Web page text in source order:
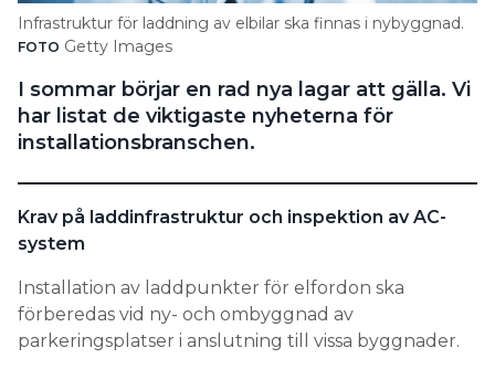
Personuppgifter
Search for:
Infrastruktur för laddning av elbilar ska finnas i nybyggnad.
FOTO Getty Images
I sommar börjar en rad nya lagar att gälla. Vi
har listat de viktigaste nyheterna för
installationsbranschen.
Krav på laddinfrastruktur och inspektion av AC-
system
Installation av laddpunkter för elfordon ska
förberedas vid ny- och ombyggnad av
parkeringsplatser i anslutning till vissa byggnader.